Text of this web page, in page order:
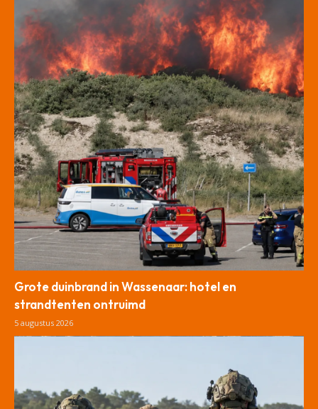
Grote duinbrand in Wassenaar: hotel en
strandtenten ontruimd
5 augustus 2026